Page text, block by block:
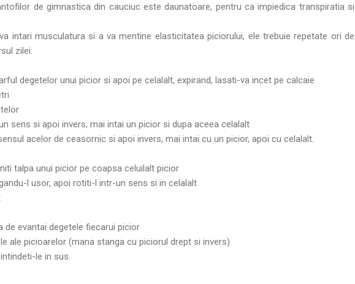
de gimnastica din cauciuc este daunatoare, pentru ca impiedica transpiratia si
intari musculatura si a va mentine elasticitatea piciorului, ele trebuie repetate ori de
zilei:
degetelor unui picior si apoi pe celalalt, expirand, lasati-va incet pe calcaie
sens si apoi invers, mai intai un picior si dupa aceea celalalt
acelor de ceasornic si apoi invers, mai intai cu un picior, apoi cu celalalt.
talpa unui picior pe coapsa celuilalt picior
l usor, apoi rotiti-l intr-un sens si in celalalt
evantai degetele fiecarui picior
ale picioarelor (mana stanga cu piciorul drept si invers)
le in sus.